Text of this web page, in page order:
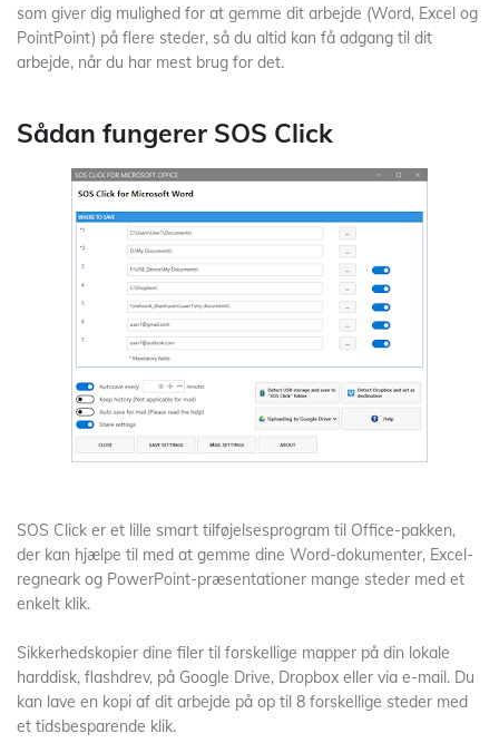
som giver dig mulighed for at gemme dit arbejde (Word, Excel og
PointPoint) på flere steder, så du altid kan få adgang til dit
arbejde, når du har mest brug for det.
Sådan fungerer SOS Click
SOS Click er et lille smart tilføjelsesprogram til Office-pakken,
der kan hjælpe til med at gemme dine Word-dokumenter, Excel-
regneark og PowerPoint-præsentationer mange steder med et
enkelt klik.
Sikkerhedskopier dine filer til forskellige mapper på din lokale
harddisk, flashdrev, på Google Drive, Dropbox eller via e-mail. Du
kan lave en kopi af dit arbejde på op til 8 forskellige steder med
et tidsbesparende klik.